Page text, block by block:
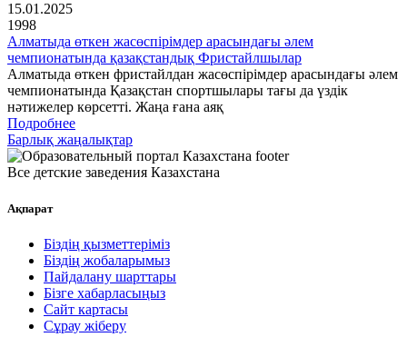
15.01.2025
1998
Алматыда өткен жасөспірімдер арасындағы әлем
чемпионатында қазақстандық Фристайлшылар
Алматыда өткен фристайлдан жасөспірімдер арасындағы әлем
чемпионатында Қазақстан спортшылары тағы да үздік
нәтижелер көрсетті. Жаңа ғана аяқ
Подробнее
Барлық жаңалықтар
Все детские заведения Казахстана
Ақпарат
Біздің қызметтеріміз
Біздің жобаларымыз
Пайдалану шарттары
Бізге хабарласыңыз
Сайт картасы
Сұрау жіберу